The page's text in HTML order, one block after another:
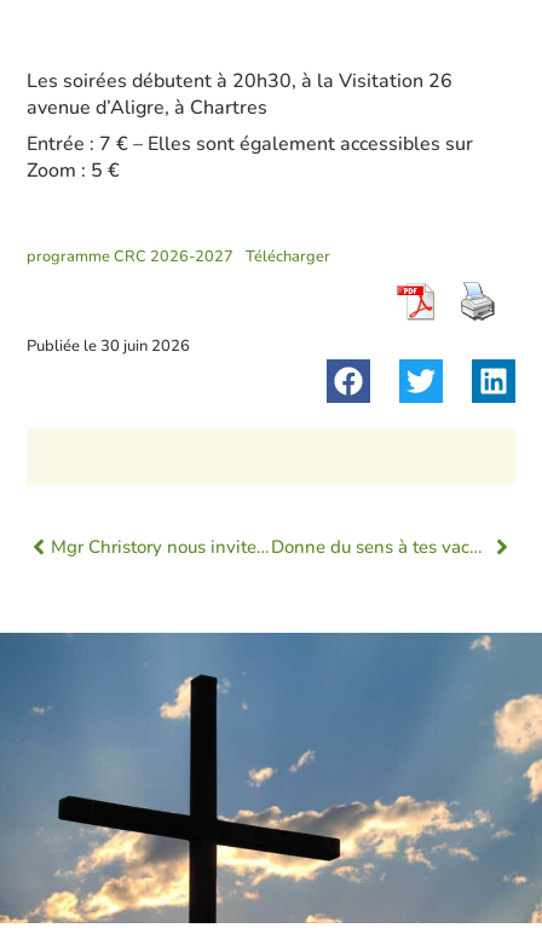
Les soirées débutent à 20h30, à la Visitation 26
avenue d’Aligre, à Chartres
Entrée : 7 € – Elles sont également accessibles sur
Zoom : 5 €
programme CRC 2026-2027 Télécharger
Publiée le30 juin 2026
Mgr Christory nous invite à rencontrer le Pape Léon XIV à Paris Donne du sens à tes vacances, camps été 2026